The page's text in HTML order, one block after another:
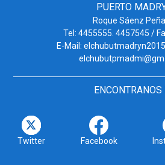
PUERTO
Roque Sáenz
Tel: 4455555. 4457545 /
E-Mail:
ENCONTRANOS
Twitter Facebook